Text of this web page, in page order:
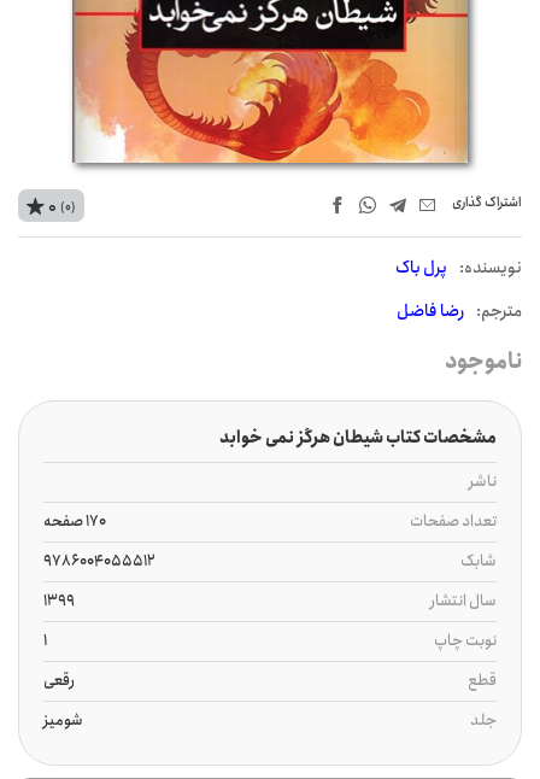
اشتراک‌ گذاری
نويسنده: پرل باک
مترجم: رضا فاضل
0 (0)
ناموجود
مشخصات کتاب شیطان هرگز نمی خوابد
ناشر
تعداد صفحات
170 صفحه
شابک
9786004055512
سال انتشار
1399
نوبت چاپ
1
قطع
رقعی
جلد
شومیز